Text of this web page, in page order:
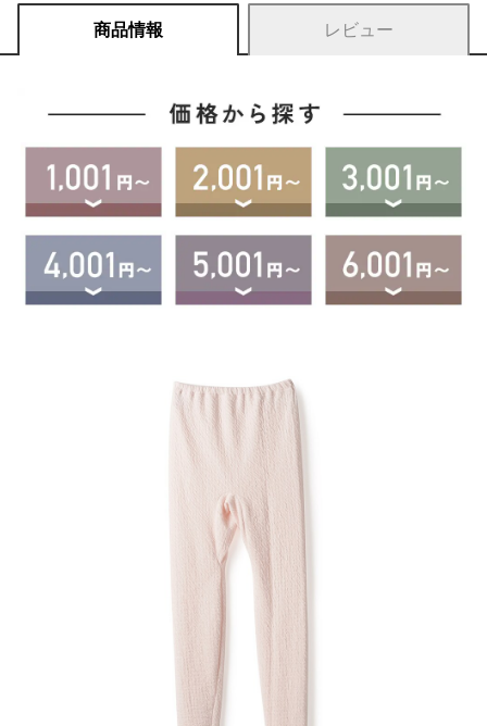
商品情報 レビュー